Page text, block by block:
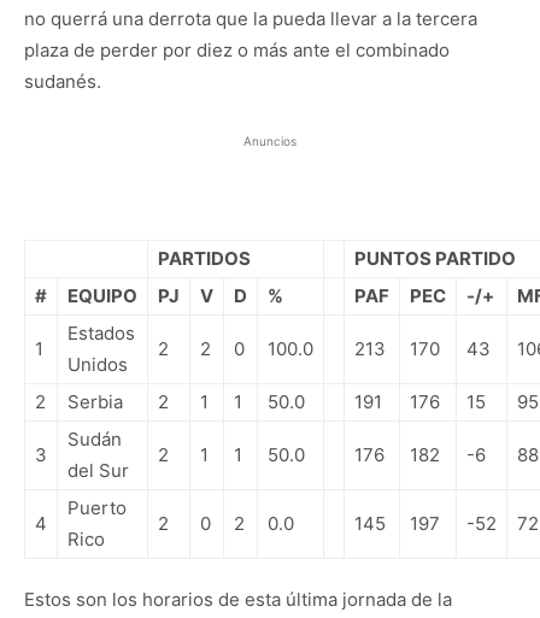
no querrá una derrota que la pueda llevar a la tercera
plaza de perder por diez o más ante el combinado
sudanés.
Anuncios
PARTIDOS
PUNTOS PARTIDO
#
EQUIPO PJ V D % PAF PEC -/+
1
Estados
Unidos
2 2 0 100.0 213 170 43
2 Serbia 2 1 1 50.0 191 176 15
3
Sudán
del Sur
2 1 1 50.0 176 182 -6
4
Puerto
Rico
2 0 2 0.0 145 197 -52
Estos son los horarios de esta última jornada de la